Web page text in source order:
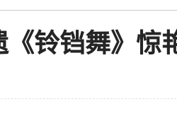
铃铛舞》惊